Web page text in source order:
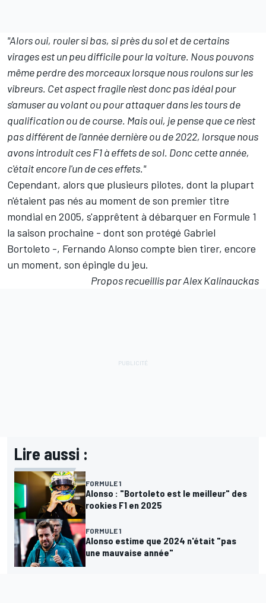
"Alors oui, rouler si bas, si près du sol et de certains
virages est un peu difficile pour la voiture. Nous pouvons
même perdre des morceaux lorsque nous roulons sur les
vibreurs. Cet aspect fragile n'est donc pas idéal pour
s'amuser au volant ou pour attaquer dans les tours de
qualification ou de course. Mais oui, je pense que ce n'est
pas différent de l'année dernière ou de 2022, lorsque nous
avons introduit ces F1 à effets de sol. Donc cette année,
c'était encore l'un de ces effets."
Cependant, alors que plusieurs pilotes, dont la plupart
n'étaient pas nés au moment de son premier titre
mondial en 2005, s'apprêtent à débarquer en Formule 1
la saison prochaine - dont son protégé Gabriel
Bortoleto -, Fernando Alonso compte bien tirer, encore
un moment, son épingle du jeu.
Propos recueillis par Alex Kalinauckas
Lire aussi :
FORMULE 1
Alonso : "Bortoleto est le meilleur" des
rookies F1 en 2025
FORMULE 1
Alonso estime que 2024 n'était "pas
une mauvaise année"